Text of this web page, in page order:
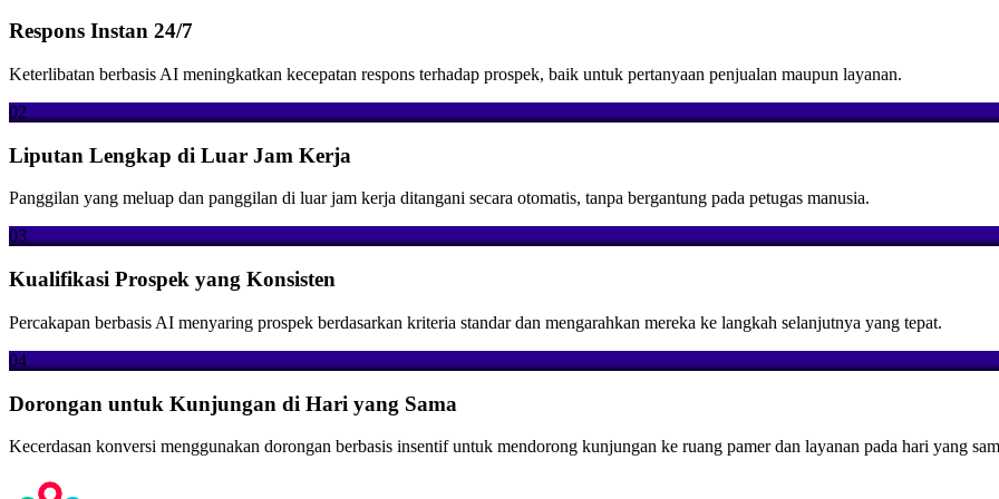
Respons Instan 24/7
Keterlibatan berbasis AI meningkatkan kecepatan respons terhadap prospek, baik untuk pertanyaan penjualan maupun layanan.
02
Liputan Lengkap di Luar Jam Kerja
Panggilan yang meluap dan panggilan di luar jam kerja ditangani secara otomatis, tanpa bergantung pada petugas manusia.
03
Kualifikasi Prospek yang Konsisten
Percakapan berbasis AI menyaring prospek berdasarkan kriteria standar dan mengarahkan mereka ke langkah selanjutnya yang tepat.
04
Dorongan untuk Kunjungan di Hari yang Sama
Kecerdasan konversi menggunakan dorongan berbasis insentif untuk mendorong kunjungan ke ruang pamer dan layanan pada hari yang